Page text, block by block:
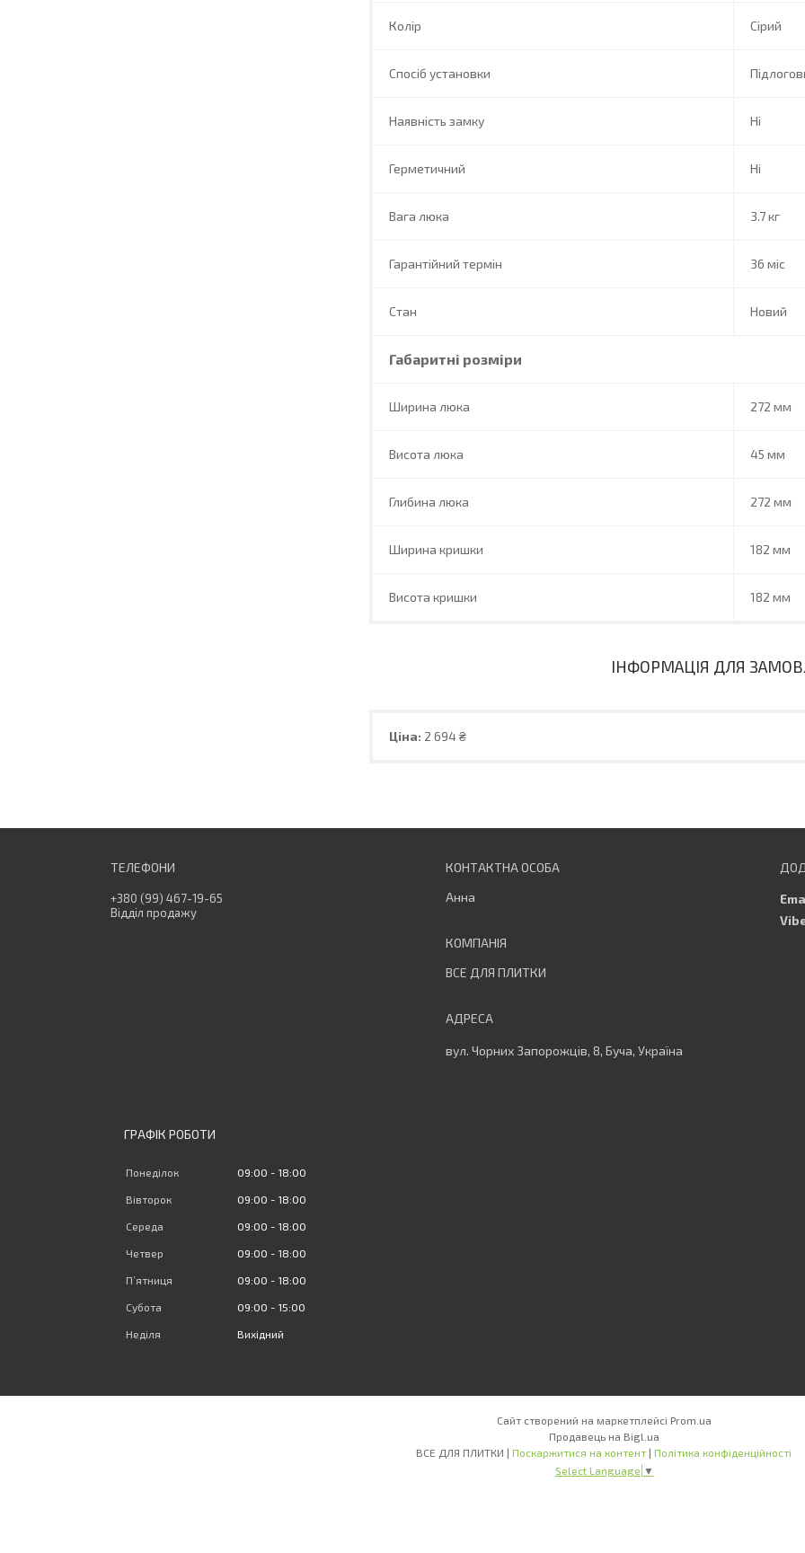
Колір Сірий
Спосіб установки
Наявність замку Ні
Герметичний Ні
Вага люка 3.7 кг
Гарантійний термін 36 міс
Стан Новий
Габаритні розміри
Ширина люка 272 мм
Висота люка 45 мм
Глибина люка 272 мм
Ширина кришки 182 мм
Висота кришки 182 мм
ІНФОРМАЦІЯ ДЛЯ
Ціна: 2 694 ₴
+380 (99) 467-19-65
Відділ продажу
Анна
ВСЕ ДЛЯ ПЛИТКИ
вул. Чорних Запорожців, 8, Буча, Україна
ГРАФІК РОБОТИ
Понеділок 09:00 18:00
Вівторок 09:00 18:00
Середа 09:00 18:00
Четвер 09:00 18:00
Пʼятниця 09:00 18:00
Субота 09:00 15:00
Неділя Вихідний
Сайт створений на маркетплейсі Prom.ua
Продавець на Bigl.ua
ВСЕ ДЛЯ ПЛИТКИ | Поскаржитися на контент | Політика конфіденційності
Select Language ▼